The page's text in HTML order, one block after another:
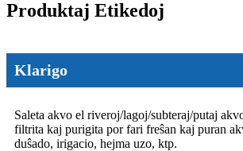
Produktaj Etikedoj
Klarigo
Saleta akvo el riveroj/lagoj/subteraj/putaj
filtrita kaj purigita por fari freŝan kaj puran
duŝado, irigacio, hejma uzo, ktp.